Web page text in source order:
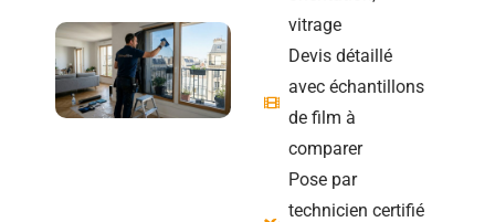
vitrage
Devis détaillé
avec échantillons
de film à
comparer
Pose par
technicien certifié